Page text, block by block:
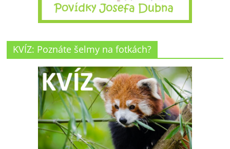
KVÍZ: Poznáte šelmy na fotkách?